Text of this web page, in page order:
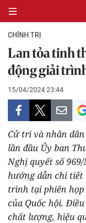
CHÍNH TRỊ
KINH TẾ
VĂN HÓA
XÃ HỘI
PHÁP LUẬT
DU LỊCH
THẾ GIỚI
CHÍNH TRỊ
Lan tỏa tinh
động giải
15/04/2024 23:44
Cử tri và nhân
lần đầu Ủy ban
Nghị quyết số
hướng dẫn chi tiết
trình tại phiên họp
của Quốc hội.
chất lượng, hiệu